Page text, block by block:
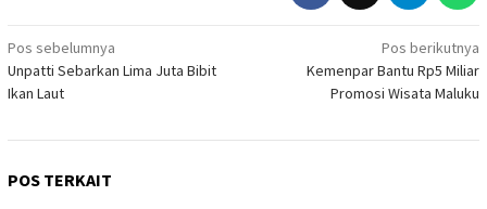
Navigasi
pos
Pos sebelumnya
Unpatti Sebarkan Lima Juta Bibit
Ikan Laut
Pos berikutnya
Kemenpar Bantu Rp5 Miliar
Promosi Wisata Maluku
POS TERKAIT